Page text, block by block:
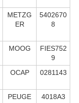
METZG
ER
5402670
8
MOOG
FIES752
9
OCAP 0281143
PEUGE
4018A3